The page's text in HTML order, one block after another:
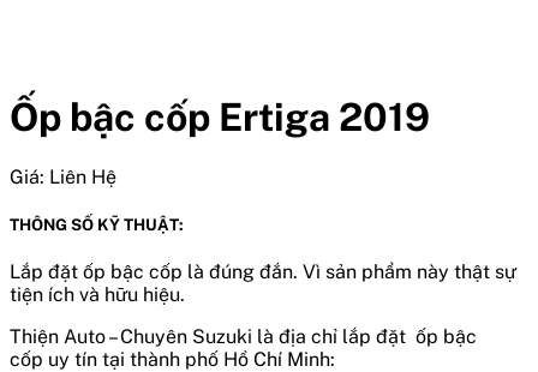
Ốp bậc cốp Ertiga 2019
Giá: Liên Hệ
THÔNG SỐ KỸ THUẬT:
Lắp đặt ốp bậc cốp là đúng đắn. Vì sản phẩm này thật sự
tiện ích và hữu hiệu.
Thiện Auto – Chuyên Suzuki là địa chỉ lắp đặt ốp bậc
cốp uy tín tại thành phố Hồ Chí Minh: